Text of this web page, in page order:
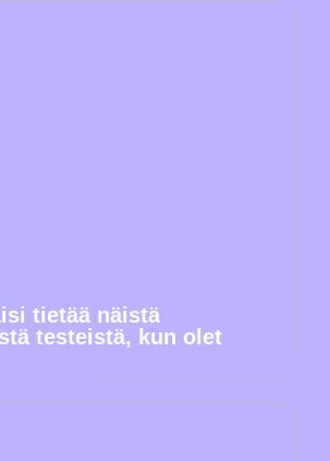
tietää näistä
testeistä, kun olet